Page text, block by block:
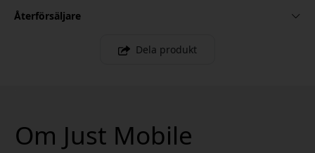
Återförsäljare
Dela produkt
Om Just Mobile